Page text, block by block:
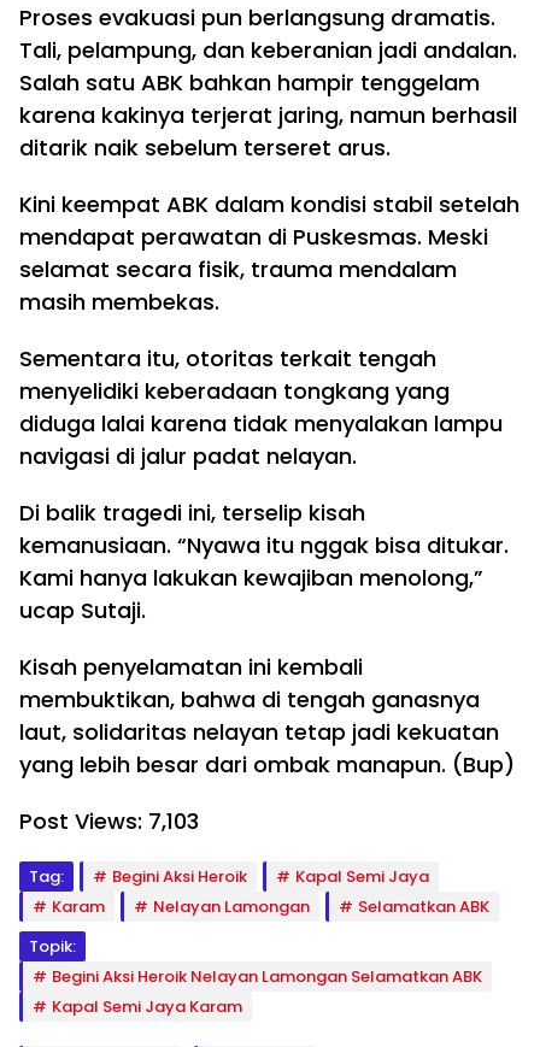
Proses evakuasi pun berlangsung dramatis.
Tali, pelampung, dan keberanian jadi andalan.
Salah satu ABK bahkan hampir tenggelam
karena kakinya terjerat jaring, namun berhasil
ditarik naik sebelum terseret arus.
Kini keempat ABK dalam kondisi stabil setelah
mendapat perawatan di Puskesmas. Meski
selamat secara fisik, trauma mendalam
masih membekas.
Sementara itu, otoritas terkait tengah
menyelidiki keberadaan tongkang yang
diduga lalai karena tidak menyalakan lampu
navigasi di jalur padat nelayan.
Di balik tragedi ini, terselip kisah
kemanusiaan. “Nyawa itu nggak bisa ditukar.
Kami hanya lakukan kewajiban menolong,”
ucap Sutaji.
Kisah penyelamatan ini kembali
membuktikan, bahwa di tengah ganasnya
laut, solidaritas nelayan tetap jadi kekuatan
yang lebih besar dari ombak manapun. (Bup)
Post Views: 7,103
Tag: Begini Aksi Heroik
Kapal Semi Jaya
Karam
Nelayan Lamongan
Selamatkan ABK
Topik:
Begini Aksi Heroik Nelayan Lamongan Selamatkan ABK
Kapal Semi Jaya Karam